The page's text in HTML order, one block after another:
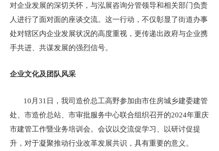
对企业发展的深切关怀，与泓展咨询分管领导和相关部门负责
人进行了面对面的座谈交流。这一行动，不仅彰显了街道办事
处对辖区内企业发展状况的高度重视，更传递出政府与企业携
手共进、共谋发展的强烈信号。
企业文化及团队风采
10月31日，我司造价总工高野参加由市住房城乡建委建管
处、市造价总站、市审批服务中心联合组织召开的2024年重庆
市建管工作暨业务培训会。会议以交流促学习、以研讨促提
升，对于凝聚推动行业改革发展共识，具有重要的意义。